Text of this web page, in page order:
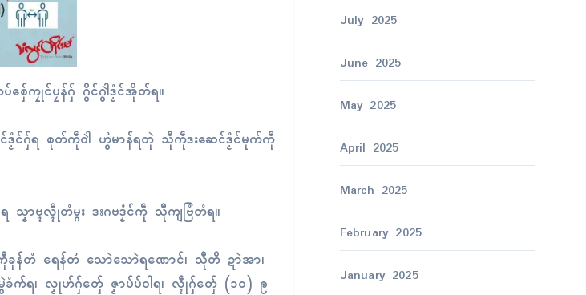
ကၠုၚ်ပၠန်ဂှ် ဂွိၚ်ဂွါဲဒၟံၚ်အိုတ်ရ။
ၚ်ဂှ်ရ စုတ်ကဵုဝါဲ ဟွံမာန်ရတုဲ သီုကဵုဒးဆေၚ်ဒၟံၚ်မုက်ကဵု
ၚလ္ၚဵုတံမ္ဂး ဒးဂဗဒၟံၚ်ကဵု သီုကျဗြံတံရ။
န်တံ ရေန်တံ သောဲသောဲရဏောၚ်၊ သီုတိ ဍာဲအာ၊
၊ လၟုဟ်ဂှ်တှ်ေ ဇၟာပ်ပ်ဝါရ၊ လ္ၚဵုဂှ်တှ်ေ (၁၀) ဨ
July 2025
June 2025
May 2025
April 2025
March 2025
February 2025
January 2025